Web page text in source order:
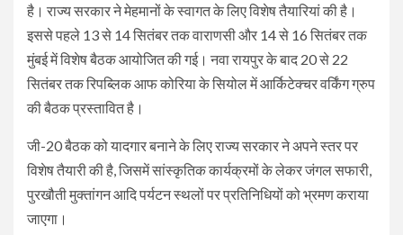
है। राज्य सरकार ने मेहमानों के स्वागत के लिए विशेष तैयारियां की है।
इससे पहले 13 से 14 सितंबर तक वाराणसी और 14 से 16 सितंबर तक
मुंबई में विशेष बैठक आयोजित की गई। नवा रायपुर के बाद 20 से 22
सितंबर तक रिपब्लिक आफ कोरिया के सियोल में आर्किटेक्चर वर्किंग ग्रुप
की बैठक प्रस्तावित है।
जी-20 बैठक को यादगार बनाने के लिए राज्य सरकार ने अपने स्तर पर
विशेष तैयारी की है, जिसमें सांस्कृतिक कार्यक्रमों के लेकर जंगल सफारी,
पुरखौती मुक्तांगन आदि पर्यटन स्थलों पर प्रतिनिधियों को भ्रमण कराया
जाएगा।